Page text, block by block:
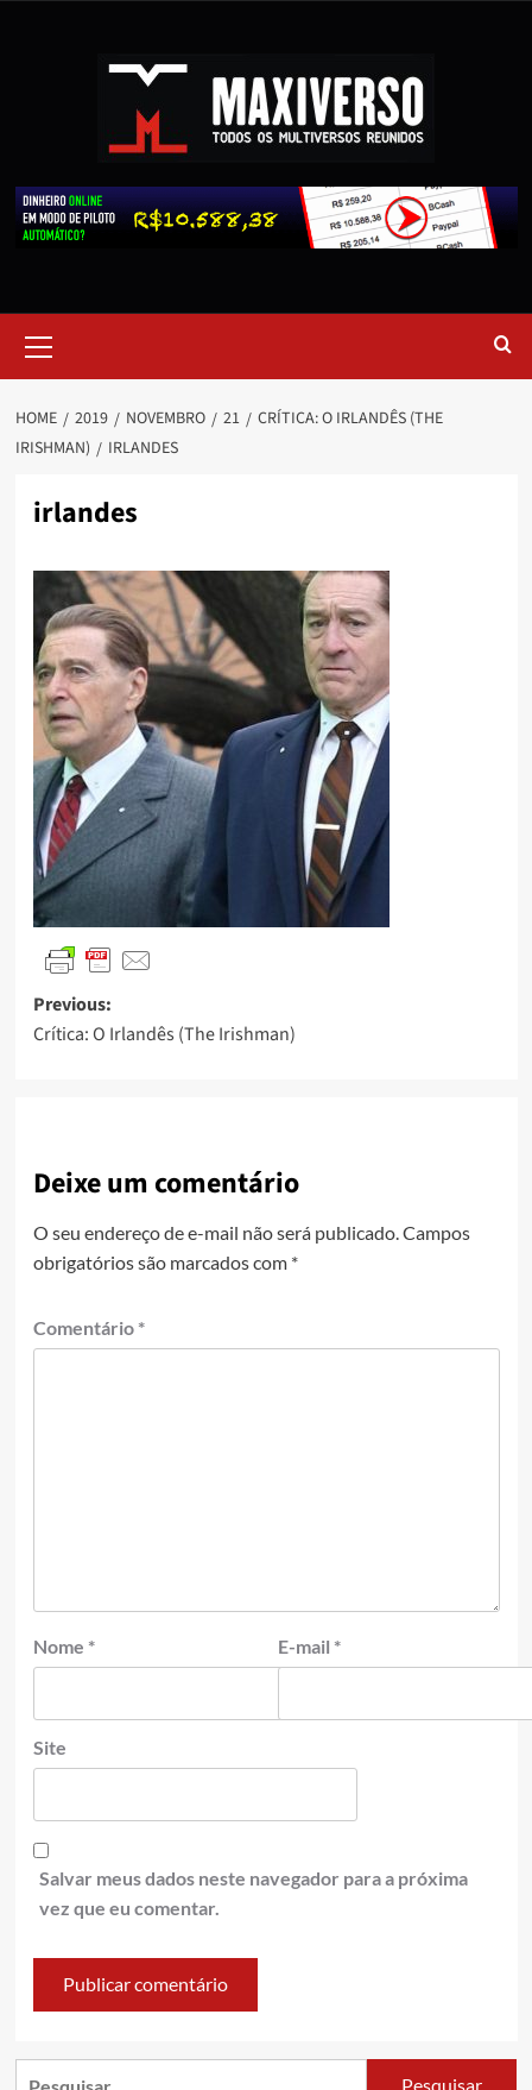
HOME 2019 NOVEMBRO 21
CRÍTICA: O IRLANDÊS (THE
IRISHMAN)
IRLANDES
irlandes
Previous:
Crítica: O Irlandês (The Irishman)
Deixe um comentário
O seu endereço de e-mail não será publicado. Campos
obrigatórios são marcados com *
Comentário *
Nome * E-mail *
Site
Salvar meus dados neste navegador para a próxima
vez que eu comentar.